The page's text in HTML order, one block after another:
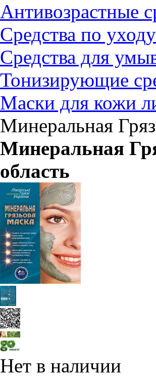
Антивозрастные
Средства по
Средства для
Тонизирующие
Маски для кожи
Минеральная
Минеральная
область
Нет в наличии